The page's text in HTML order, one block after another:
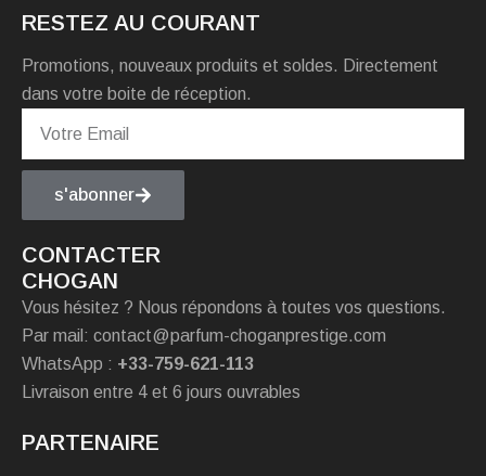
RESTEZ AU COURANT
Promotions, nouveaux produits et soldes. Directement
dans votre boite de réception.
s'abonner
CONTACTER
CHOGAN
Vous hésitez ? Nous répondons à toutes vos questions.
Par mail: contact@parfum-choganprestige.com
WhatsApp : +33-759-621-113
Livraison entre 4 et 6 jours ouvrables
PARTENAIRE